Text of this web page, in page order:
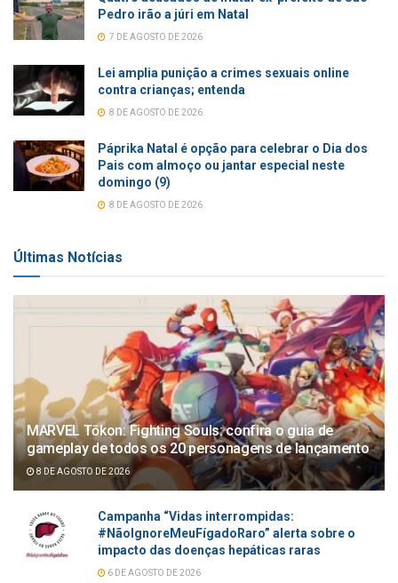
Pedro irão a júri em Natal
7 DE AGOSTO DE 2026
Lei amplia punição a crimes sexuais online
contra crianças; entenda
8 DE AGOSTO DE 2026
Páprika Natal é opção para celebrar o Dia dos
Pais com almoço ou jantar especial neste
domingo (9)
8 DE AGOSTO DE 2026
Últimas Notícias
MARVEL Tōkon: Fighting Souls: confira o guia de
gameplay de todos os 20 personagens de lançamento
8 DE AGOSTO DE 2026
Campanha “Vidas interrompidas:
#NãoIgnoreMeuFígadoRaro” alerta sobre o
impacto das doenças hepáticas raras
6 DE AGOSTO DE 2026